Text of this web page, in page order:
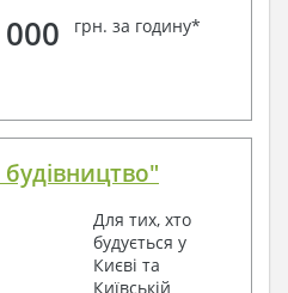
грн. за годину*
Для тих, хто
будується у
Києві та
Київській